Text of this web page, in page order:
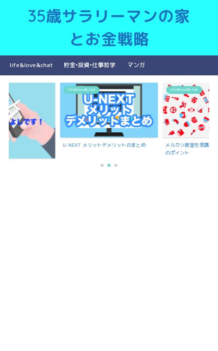
35歳サラリーマンの家
とお金戦略
life&love&chat 貯金•投資•仕事哲学 マンガ
life&love&chat
U-NEXT メリットデメリットのまとめ
life&love&chat
メルカリ教室を受講で
のポイント